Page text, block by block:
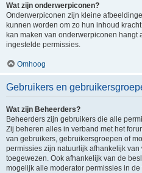
Wat zijn onderwerpiconen?
Onderwerpiconen zijn kleine
kunnen worden om zo hun inhoud
kan maken van onderwerpiconen hangt
ingestelde permissies.
Omhoog
Gebruikers en
Wat zijn Beheerders?
Beheerders zijn gebruikers die alle
Zij beheren alles in verband met het
van gebruikers, gebruikersgroepen of
permissies zijn natuurlijk afhankelijk
toegewezen. Ook afhankelijk van de
mogelijk alle moderator permissies in de